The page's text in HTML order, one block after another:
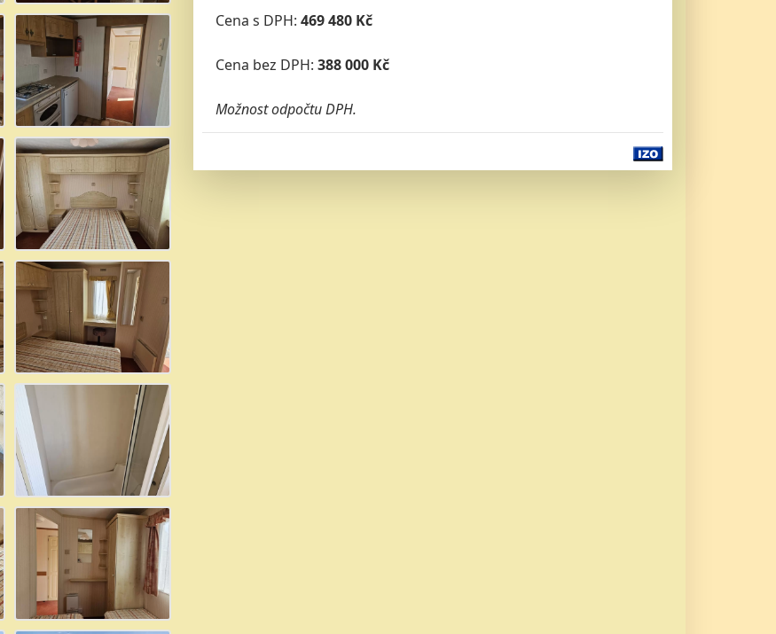
Cena s DPH: 469 480 Kč
Cena bez DPH: 388 000 Kč
Možnost odpočtu DPH.